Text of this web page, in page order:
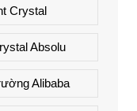
Crystal
Absolu
Alibaba